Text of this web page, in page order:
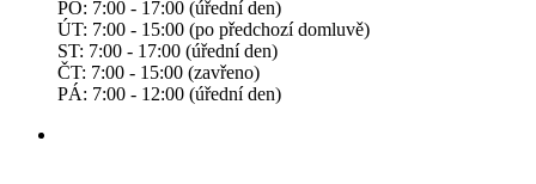
PO: 7:00 - 17:00 (úřední den)
ÚT: 7:00 - 15:00 (po předchozí domluvě)
ST: 7:00 - 17:00 (úřední den)
ČT: 7:00 - 15:00 (zavřeno)
PÁ: 7:00 - 12:00 (úřední den)